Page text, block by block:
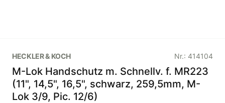
HECKLER & KOCH Nr.: 414104
M-Lok Handschutz m. Schnellv. f. MR223
(11", 14,5", 16,5", schwarz, 259,5mm, M-
Lok 3/9, Pic. 12/6)